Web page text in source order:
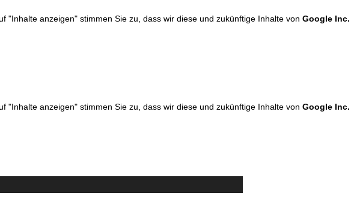
"Inhalte anzeigen" stimmen Sie zu, dass wir diese und zukünftige Inhalte von Google Inc.
"Inhalte anzeigen" stimmen Sie zu, dass wir diese und zukünftige Inhalte von Google Inc.